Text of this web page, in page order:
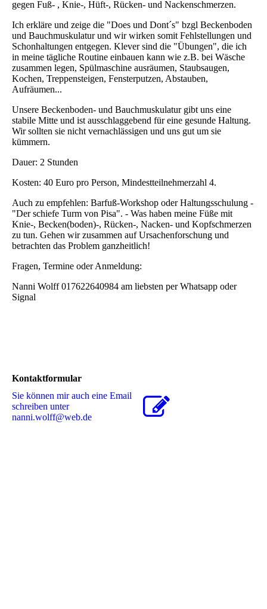
gegen Fuß- , Knie-, Hüft-, Rücken- und Nackenschmerzen.
Ich erkläre und zeige die "Does und Dont´s" bzgl Beckenboden
und Bauchmuskulatur und wir wirken somit Fehlstellungen und
Schonhaltungen entgegen. Klever sind die "Übungen", die ich
in meine tägliche Routine einbauen kann wie z.B. bei Wäsche
zusammen legen, Spülmaschine ausräumen, Staubsaugen,
Kochen, Treppensteigen, Fensterputzen, Abstauben,
Aufräumen...
Unsere Beckenboden- und Bauchmuskulatur gibt uns eine
stabile Mitte und ist ausschlaggebend für eine gesunde Haltung.
Wir sollten sie nicht vernachlässigen und uns gut um sie
kümmern.
Dauer: 2 Stunden
Kosten: 40 Euro pro Person, Mindestteilnehmerzahl 4.
Auch zu empfehlen: Barfuß-Workshop oder Haltungsschulung -
"Der schiefe Turm von Pisa". - Was haben meine Füße mit
Knie-, Becken(boden)-, Rücken-, Nacken- und Kopfschmerzen
zu tun. Gehen wir zusammen auf Ursachenforschung und
betrachten das Problem ganzheitlich!
Fragen, Termine oder Anmeldung:
Nanni Wolff 017622640984 am liebsten per Whatsapp oder
Signal
Kontaktformular
Sie können mir auch eine Email
schreiben unter
nanni.wolff@web.de